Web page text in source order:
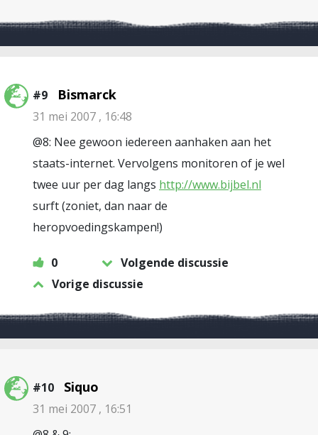
#9 Bismarck
31 mei 2007 , 16:48
@8: Nee gewoon iedereen aanhaken aan het
staats-internet. Vervolgens monitoren of je wel
twee uur per dag langs http://www.bijbel.nl
surft (zoniet, dan naar de
heropvoedingskampen!)
0
Volgende discussie
Vorige discussie
#10 Siquo
31 mei 2007 , 16:51